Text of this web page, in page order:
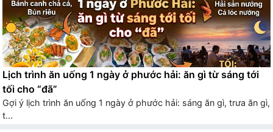
Lịch trình ăn uống 1 ngày ở phước hải: ăn gì từ sáng tới
tối cho “đã”
Gợi ý lịch trình ăn uống 1 ngày ở phước hải: sáng ăn gì, trưa ăn gì,
t...